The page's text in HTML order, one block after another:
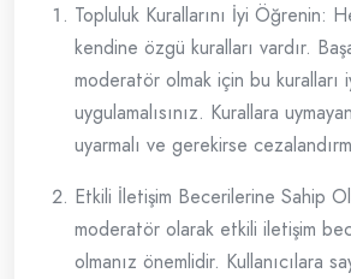
Topluluk Kurallarını İyi Öğrenin:
kendine özgü kuralları vardır.
moderatör olmak için bu kuralları
uygulamalısınız. Kurallara
uyarmalı ve gerekirse
Etkili İletişim Becerilerine Sahip
moderatör olarak etkili iletişim
olmanız önemlidir. Kullanıcılara